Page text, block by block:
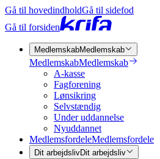
Gå til hovedindholdGå til sidefod
Gå til forsiden
MedlemskabMedlemskab
MedlemskabMedlemskab
A-kasse
Fagforening
Lønsikring
Selvstændig
Under uddannelse
Nyuddannet
MedlemsfordeleMedlemsfordele
Dit arbejdslivDit arbejdsliv